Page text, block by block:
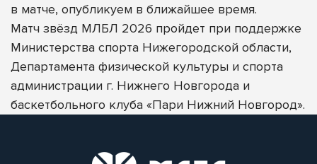
в матче, опубликуем в ближайшее время.
Матч звёзд МЛБЛ 2026 пройдет при поддержке
Министерства спорта Нижегородской области,
Департамента физической культуры и спорта
администрации г. Нижнего Новгорода и
баскетбольного клуба «Пари Нижний Новгород».